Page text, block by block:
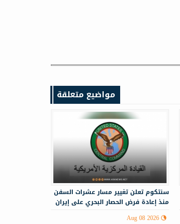
مواضيع متعلقة
سنتكوم تعلن تغيير مسار عشرات السفن
منذ إعادة فرض الحصار البحري على إيران
Aug 08 2026